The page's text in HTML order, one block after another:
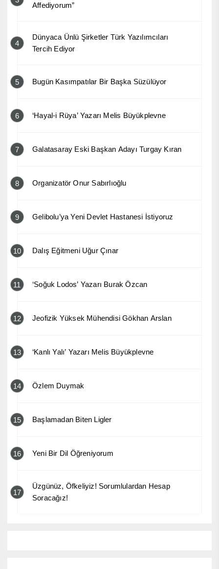
Affediyorum”
4
Dünyaca Ünlü Şirketler Türk Yazılımcıları
Tercih Ediyor
5 Bugün Kasımpatılar Bir Başka Süzülüyor
6 ‘Hayal-i Rüya’ Yazarı Melis Büyükplevne
7 Galatasaray Eski Başkan Adayı Turgay Kıran
8 Organizatör Onur Sabırlıoğlu
9 Gelibolu’ya Yeni Devlet Hastanesi İstiyoruz
10 Dalış Eğitmeni Uğur Çınar
11 ‘Soğuk Lodos’ Yazarı Burak Özcan
12 Jeofizik Yüksek Mühendisi Gökhan Arslan
13 ‘Kanlı Yalı’ Yazarı Melis Büyükplevne
14 Özlem Duymak
15 Başlamadan Biten Ligler
16 Yeni Bir Dil Öğreniyorum
17
Üzgünüz, Öfkeliyiz! Sorumlulardan Hesap
Soracağız!